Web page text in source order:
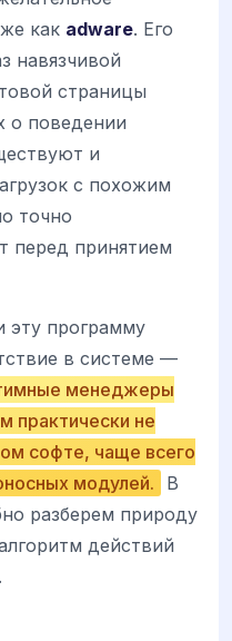
как adware. Его
навязчивой
страницы
о поведении
и
с похожим
точно
перед принятием
эту программу
в системе —
менеджеры
практически не
софте, чаще всего
модулей.
В
разберем природу
действий